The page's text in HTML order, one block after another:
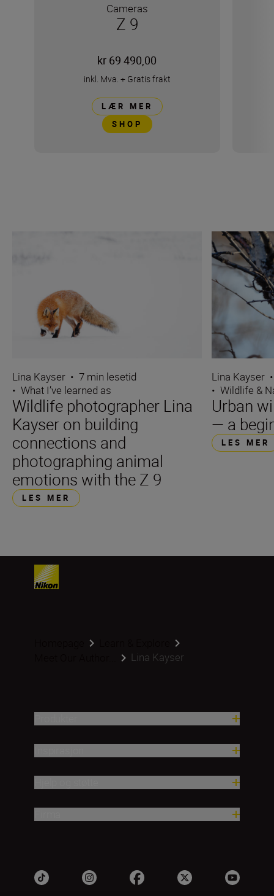
Cameras
Z 9
kr 69 490,00
inkl. Mva. + Gratis frakt
LÆR MER
SHOP
Lina Kayser • 7 min lesetid
• What I’ve learned as
Wildlife photographer Lina
Kayser on building
connections and
photographing animal
emotions with the Z 9
LES MER
Lina Kayser •
• Wildlife &
Urban
— a
LES MER
Lina Kayser